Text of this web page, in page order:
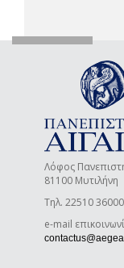
Λόφος
81100 Μυτιλήνη
Τηλ. 22510 36000
e-mail